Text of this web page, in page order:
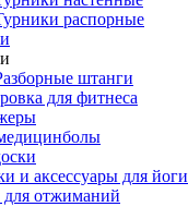
распорные
штанги
для фитнеса
и аксессуары для йоги
отжиманий